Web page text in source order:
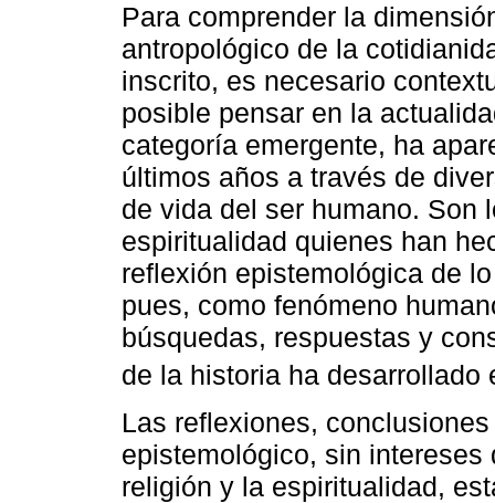
Para comprender la
antropológico de la
inscrito, es necesario
posible pensar en la
categoría emergente, ha
últimos años a través de
de vida del ser humano. Son
espiritualidad quienes han
reflexión epistemológica de
pues, como fenómeno
búsquedas, respuestas y
de la historia ha desarrollado
Las reflexiones,
epistemológico, sin
religión y la espiritualidad,